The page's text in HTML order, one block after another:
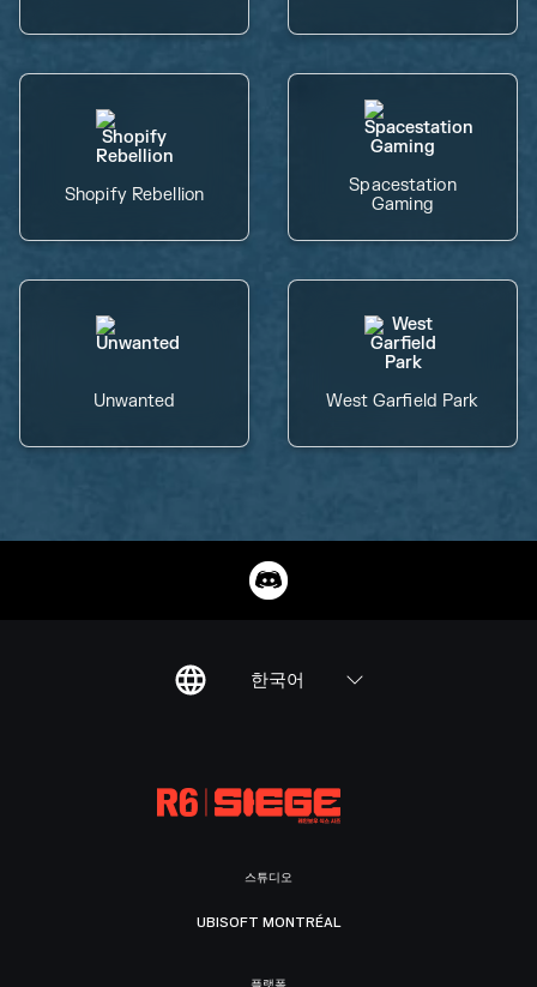
Shopify Rebellion
Spacestation
Gaming
Unwanted West Garfield Park
한국어
스튜디오
UBISOFT MONTRÉAL
플랫폼